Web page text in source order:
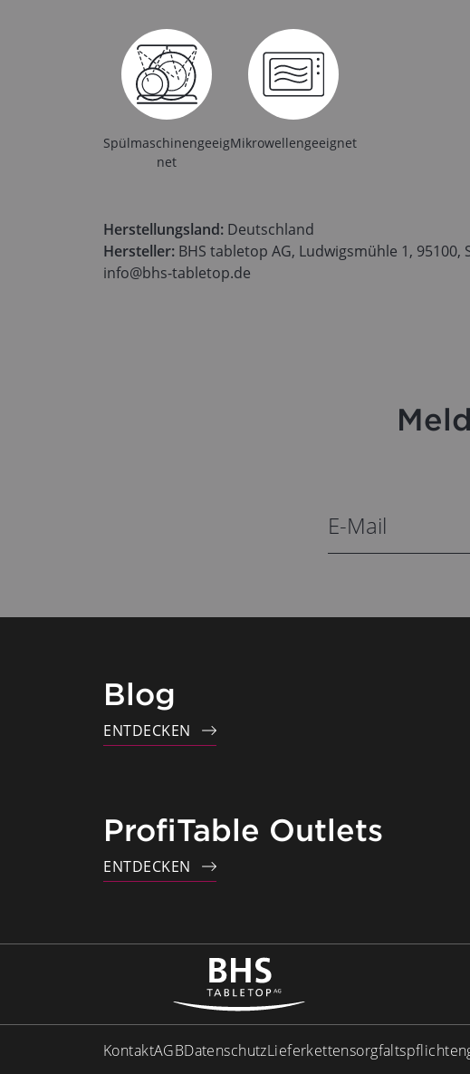
Spülmaschinengeeig
net
Mikrowellengeeignet
Herstellungsland: Deutschland
Hersteller: BHS tabletop AG, Ludwigsmühle 1, 95100,
info@bhs-tabletop.de
Blog
ENTDECKEN
ProfiTable Outlets
ENTDECKEN
KontaktAGBDatenschutz